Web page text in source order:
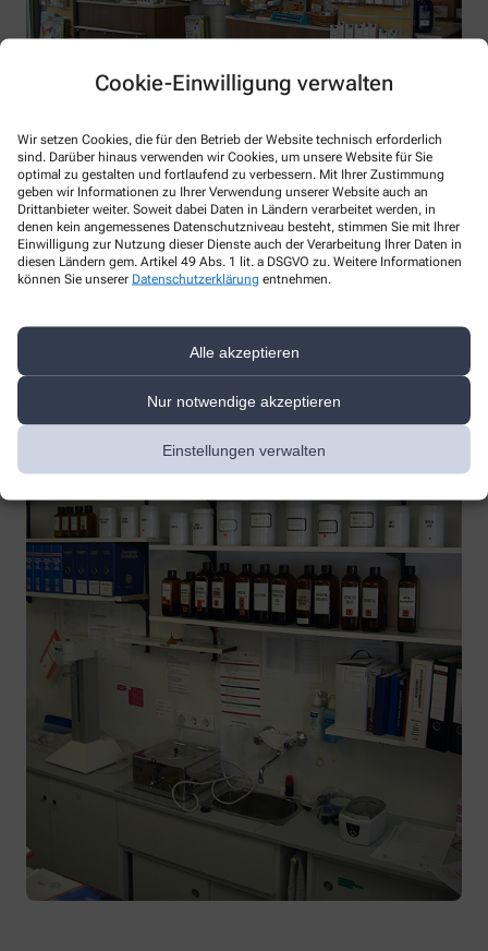
Cookie-Einwilligung verwalten
Wir setzen Cookies, die für den Betrieb der Website technisch erforderlich
sind. Darüber hinaus verwenden wir Cookies, um unsere Website für Sie
optimal zu gestalten und fortlaufend zu verbessern. Mit Ihrer Zustimmung
geben wir Informationen zu Ihrer Verwendung unserer Website auch an
Drittanbieter weiter. Soweit dabei Daten in Ländern verarbeitet werden, in
denen kein angemessenes Datenschutzniveau besteht, stimmen Sie mit Ihrer
Einwilligung zur Nutzung dieser Dienste auch der Verarbeitung Ihrer Daten in
diesen Ländern gem. Artikel 49 Abs. 1 lit. a DSGVO zu. Weitere Informationen
können Sie unserer Datenschutzerklärung entnehmen.
Alle akzeptieren
Nur notwendige akzeptieren
Einstellungen verwalten